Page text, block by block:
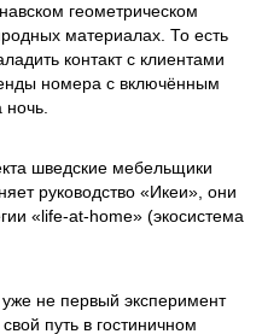
геометрическом
материалах. То есть
контакт с клиентами
номера с включённым
шведские мебельщики
руководство «Икеи», они
«life-at-home» (экосистема
не первый эксперимент
путь в гостиничном